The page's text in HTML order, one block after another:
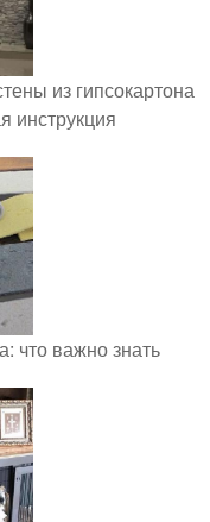
из гипсокартона
инструкция
что важно знать